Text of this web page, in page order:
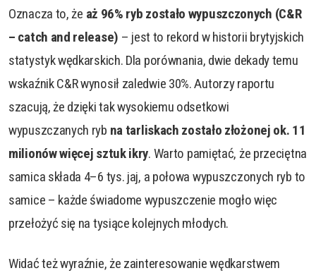
Oznacza to, że aż 96% ryb zostało wypuszczonych (C&R
– catch and release) – jest to rekord w historii brytyjskich
statystyk wędkarskich. Dla porównania, dwie dekady temu
wskaźnik C&R wynosił zaledwie 30%. Autorzy raportu
szacują, że dzięki tak wysokiemu odsetkowi
wypuszczanych ryb na tarliskach zostało złożonej ok. 11
milionów więcej sztuk ikry. Warto pamiętać, że przeciętna
samica składa 4–6 tys. jaj, a połowa wypuszczonych ryb to
samice – każde świadome wypuszczenie mogło więc
przełożyć się na tysiące kolejnych młodych.
Widać też wyraźnie, że zainteresowanie wędkarstwem